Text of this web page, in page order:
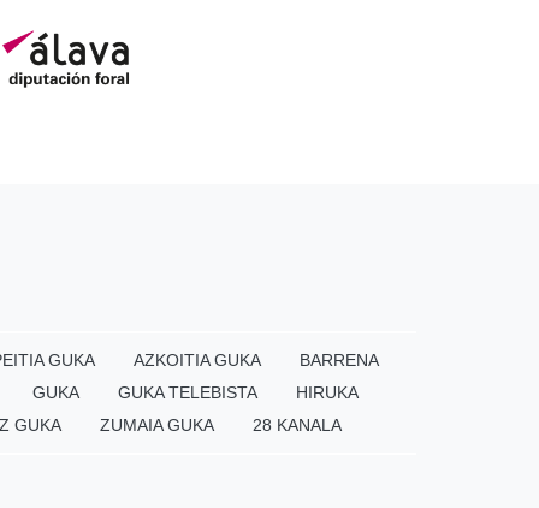
GUKA AZKOITIA GUKA
BARRENA
GUKA GUKA TELEBISTA
HIRUKA
GUKA ZUMAIA GUKA 28 KANALA